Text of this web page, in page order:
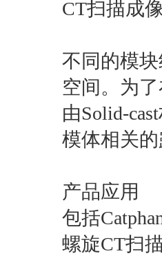
CT扫描成
不同的模
空间。为
由Solid-
模体相关
产品应用
包括
螺旋CT扫